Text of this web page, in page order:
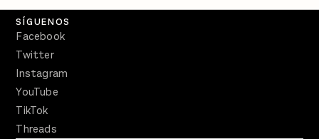
SÍGUENOS
Facebook
Twitter
Instagram
YouTube
TikTok
Threads